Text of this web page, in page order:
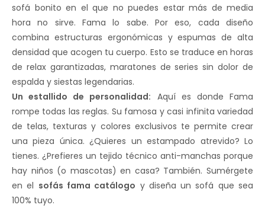
sofá bonito en el que no puedes estar más de media
hora no sirve. Fama lo sabe. Por eso, cada diseño
combina estructuras ergonómicas y espumas de alta
densidad que acogen tu cuerpo. Esto se traduce en horas
de relax garantizadas, maratones de series sin dolor de
espalda y siestas legendarias.
Un estallido de personalidad: Aquí es donde Fama
rompe todas las reglas. Su famosa y casi infinita variedad
de telas, texturas y colores exclusivos te permite crear
una pieza única. ¿Quieres un estampado atrevido? Lo
tienes. ¿Prefieres un tejido técnico anti-manchas porque
hay niños (o mascotas) en casa? También. Sumérgete
en el sofás fama catálogo y diseña un sofá que sea
100% tuyo.